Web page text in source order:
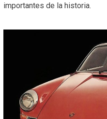
importantes de la historia.